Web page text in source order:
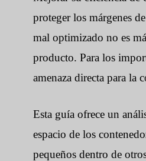
proteger los márgenes
mal optimizado no es
producto. Para los
amenaza directa para la
Esta guía ofrece un
espacio de los
pequeños dentro de